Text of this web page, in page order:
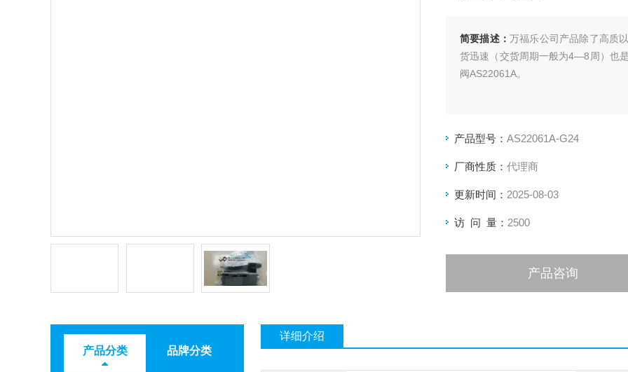
简要描述： 万福乐公司产品除了高质
货迅速（交货周期一般为4—8周）也
阀AS22061A。
产品型号： AS22061A-G24
厂商性质： 代理商
更新时间： 2025-08-03
访 问 量： 2500
产品咨询
产品分类 品牌分类
详细介绍